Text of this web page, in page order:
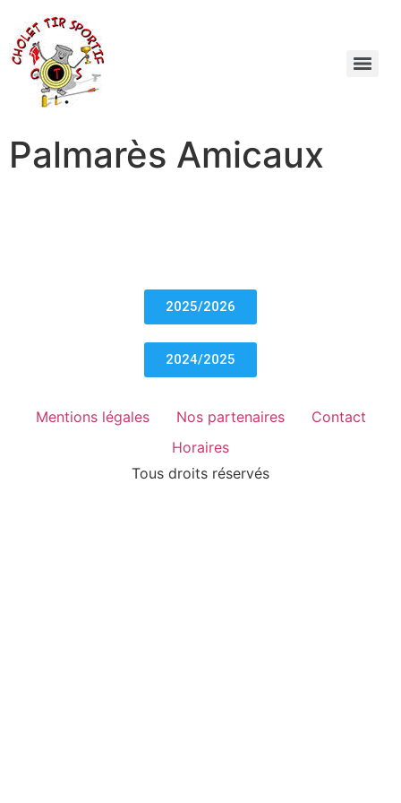
Palmarès Amicaux
2025/2026
2024/2025
Mentions légales Nos partenaires
Contact
Horaires
Tous droits réservés